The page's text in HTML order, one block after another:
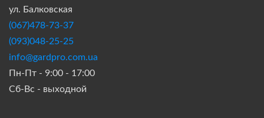
ул. Балковская
(067)478-73-37
(093)048-25-25
info@gardpro.com.ua
Пн-Пт - 9:00 - 17:00
Сб-Вс - выходной